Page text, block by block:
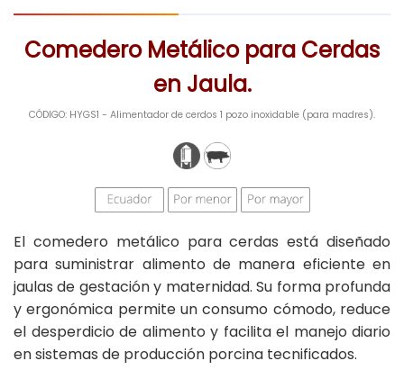
Comedero Metálico para Cerdas
en Jaula.
CÓDIGO: HYGS1 - Alimentador de cerdos 1 pozo inoxidable (para madres).
El comedero metálico para cerdas está diseñado
para suministrar alimento de manera eficiente en
jaulas de gestación y maternidad. Su forma profunda
y ergonómica permite un consumo cómodo, reduce
el desperdicio de alimento y facilita el manejo diario
en sistemas de producción porcina tecnificados.